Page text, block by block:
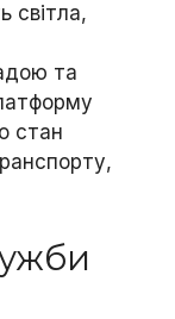
світла,
та
стан